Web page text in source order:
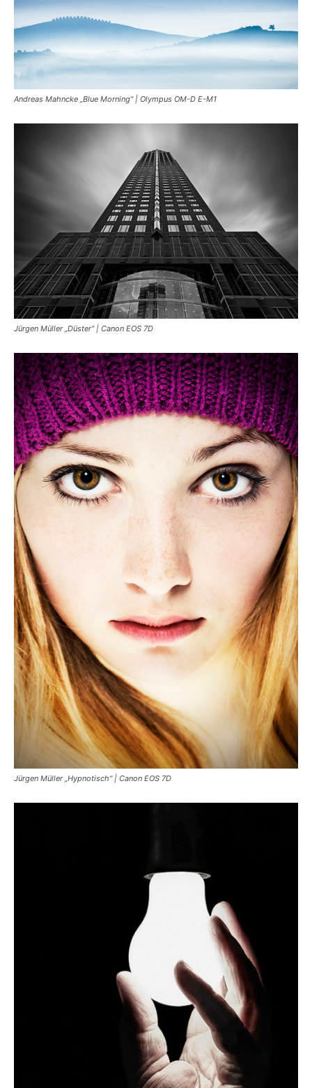
Andreas Mahncke „Blue Morning“ | Olympus OM-D E-M1
Jürgen Müller „Düster“ | Canon EOS 7D
Jürgen Müller „Hypnotisch“ | Canon EOS 7D